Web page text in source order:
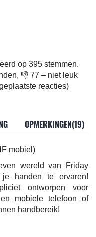
op 395 stemmen.
👎 77 – niet leuk
reacties)
OPMERKINGEN(19)
mobiel)
wereld van Friday
handen te ervaren!
ontworpen voor
mobiele telefoon of
handbereik!